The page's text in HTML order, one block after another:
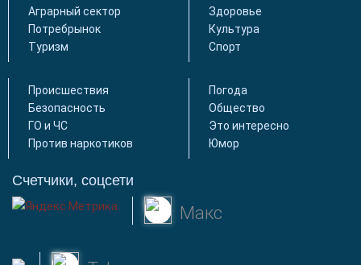
Аграрный сектор
Потребрынок
Туризм
Здоровье
Культура
Спорт
Происшествия
Безопасность
ГО и ЧС
Против наркотиков
Погода
Общество
Это интересно
Юмор
Счетчики, соцсети
Макс